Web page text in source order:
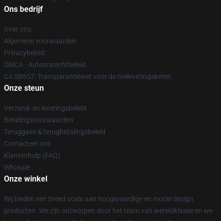
Ons bedrijf
Over ons
Algemene voorwaarden
Privacybeleid
DMCA - Auteursrechtbeleid
CA SB657: Transparantiewet voor de toeleveringsketen
Onze steun
Verzend- en leveringsbeleid
Betalingsvoorwaarden
Teruggave & terugbetalingsbeleid
Contacteer ons
Klantenhulp (FAQ)
Whosale
Onze winkel
Wij bieden een breed scala aan hoogwaardige en mooie design
producten. We zijn ontworpen door het team van wereldklasse en we